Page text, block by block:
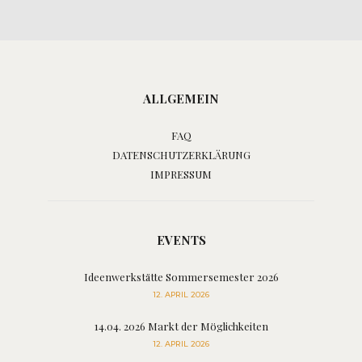
ALLGEMEIN
FAQ
DATENSCHUTZERKLÄRUNG
IMPRESSUM
EVENTS
Ideenwerkstätte Sommersemester 2026
12. APRIL 2026
14.04. 2026 Markt der Möglichkeiten
12. APRIL 2026